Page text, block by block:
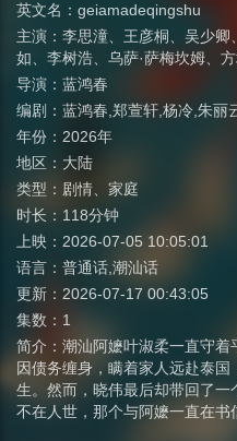
英文名： geiamadeqingshu
主演： 李思潼 王彦桐 吴少卿
如
李树浩 乌萨·萨梅坎姆
导演： 蓝鸿春
编剧： 蓝鸿春,郑萱轩,杨冷,朱丽
年份： 2026年
地区： 大陆
类型： 剧情
家庭
时长： 118分钟
上映： 2026-07-05 10:05:01
语言： 普通话,潮汕话
更新： 2026-07-17 00:43:05
集数： 1
简介： 潮汕阿嬷叶淑柔一直守
因债务缠身，瞒着家人远赴泰
生。然而，晓伟最后却带回了
不在人世，那个与阿嬷一直在书